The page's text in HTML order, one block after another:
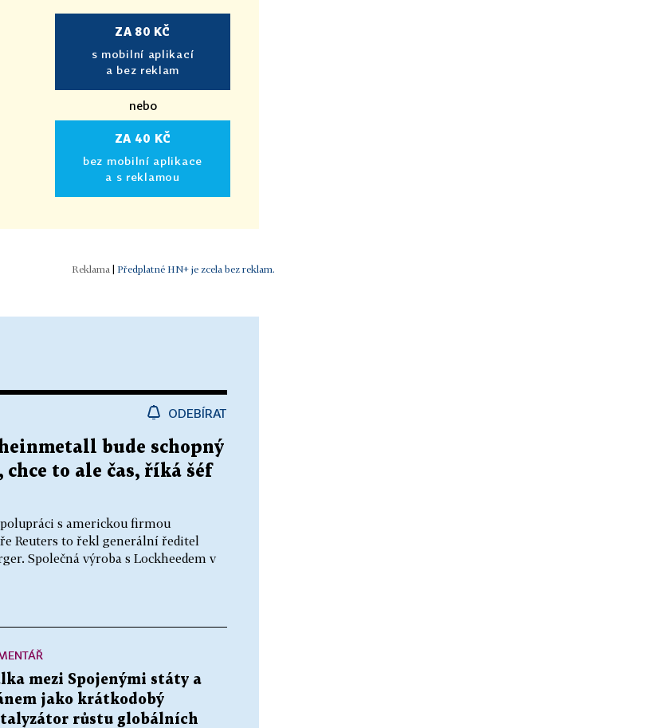
ZA 80 KČ
s mobilní aplikací
a bez reklam
nebo
ZA 40 KČ
bez mobilní aplikace
a s reklamou
| Předplatné HN+ je zcela bez reklam.
ODEBÍRAT
bude schopný
to ale čas, říká šéf
s americkou firmou
Reuters to řekl generální ředitel
Společná výroba s Lockheedem v
mezi Spojenými státy a
jako krátkodobý
růstu globálních